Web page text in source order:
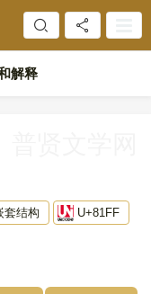
解释
套结构 U+81FF